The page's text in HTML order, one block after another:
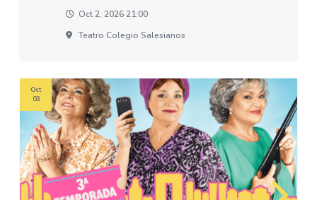
Oct 2, 2026 21:00
Teatro Colegio Salesianos
Oct
03